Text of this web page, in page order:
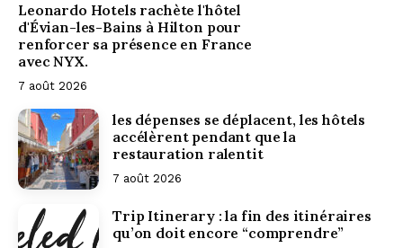
Leonardo Hotels rachète l'hôtel
d'Évian-les-Bains à Hilton pour
renforcer sa présence en France
avec NYX.
7 août 2026
les dépenses se déplacent, les hôtels
accélèrent pendant que la
restauration ralentit
7 août 2026
Trip Itinerary : la fin des itinéraires
qu’on doit encore “comprendre”